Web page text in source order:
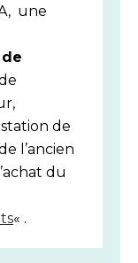
une
de
l’ancien
du
« .